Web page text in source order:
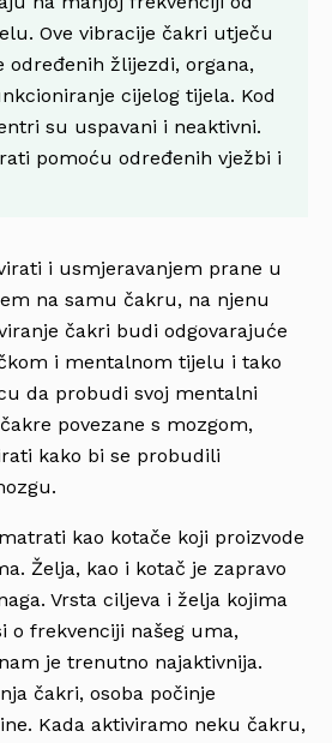
Ove vibracije čakri utječu
određenih žlijezdi, organa,
cijelog tijela. Kod
su uspavani i neaktivni.
pomoću određenih vježbi i
i usmjeravanjem prane u
na samu čakru, na njenu
čakri budi odgovarajuće
i mentalnom tijelu i tako
da probudi svoj mentalni
povezane s mozgom,
kako bi se probudili
kao kotače koji proizvode
Želja, kao i kotač je zapravo
Vrsta ciljeva i želja kojima
o frekvenciji našeg uma,
je trenutno najaktivnija.
čakri, osoba počinje
Kada aktiviramo neku čakru,